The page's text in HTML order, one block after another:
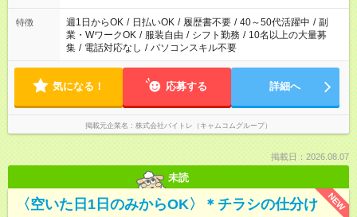
特徴 週1日からOK / 日払いOK / 履歴書不要 / 40～50代活躍中 / 副
業・WワークOK / 服装自由 / シフト勤務 / 10名以上の大量募
集 / 電話対応なし / パソコンスキル不要
気になる！ 応募する 詳細へ
掲載元企業名 株式会社バイトレ（キャムコムグループ）
掲載日：2026.08.07
未読
NEW
〈空いた日1日のみからOK〉＊チラシの仕分け